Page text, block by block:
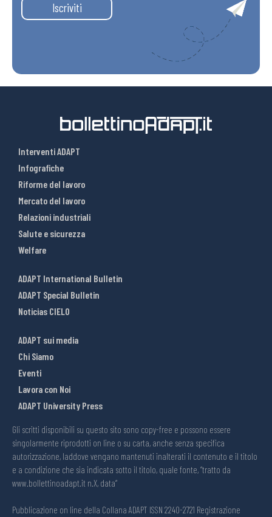
Iscriviti
Interventi ADAPT
Infografiche
Riforme del lavoro
Mercato del lavoro
Relazioni industriali
Salute e sicurezza
Welfare
ADAPT International Bulletin
ADAPT Special Bulletin
Noticias CIELO
ADAPT sui media
Chi Siamo
Eventi
Lavora con Noi
ADAPT University Press
Gli scritti disponibili su questo sito sono copy-free e possono essere
singolarmente riprodotti on line o su carta, anche senza specifica
autorizzazione, laddove vengano mantenuti inalterati il contenuto e il titolo
e a condizione che sia indicata sotto il titolo, quale fonte, “tratto da
www.bollettinoadapt.it n.X, data“
Pubblicazione on line della Collana ADAPT ISSN 2240-2721 Registrazione